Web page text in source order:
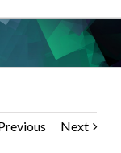
Next